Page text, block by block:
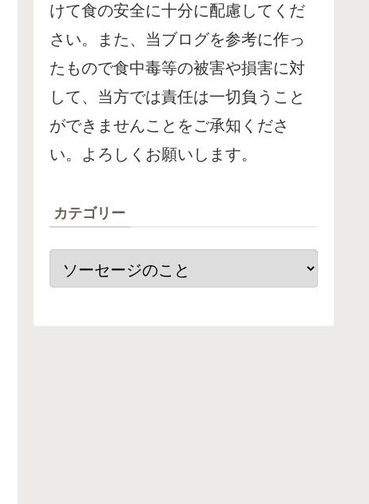
けて食の安全に十分に配慮してくだ
さい。また、当ブログを参考に作っ
たもので食中毒等の被害や損害に対
して、当方では責任は一切負うこと
ができませんことをご承知くださ
い。よろしくお願いします。
カテゴリー